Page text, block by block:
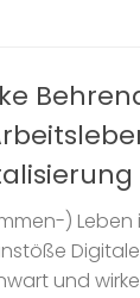
) Leben
und